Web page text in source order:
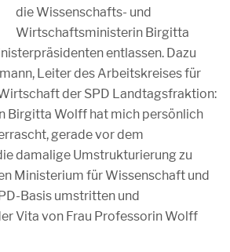
die Wissenschafts- und
Wirtschaftsministerin Birgitta
entlassen. Dazu
Leiter des Arbeitskreises für
der SPD Landtagsfraktion:
Birgitta Wolff hat mich persönlich
gerade vor dem
damalige Umstrukturierung zu
Ministerium für Wissenschaft und
Basis umstritten und
Vita von Frau Professorin Wolff